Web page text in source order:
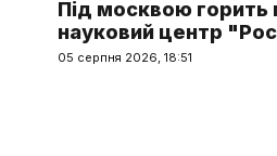
Під москвою горить
науковий центр
05 серпня 2026, 18:51